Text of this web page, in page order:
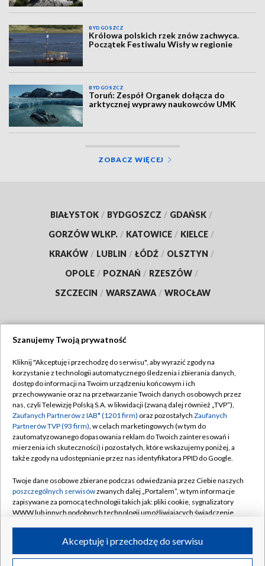
BYDGOSZCZ
Królowa polskich rzek znów zachwyca.
Początek Festiwalu Wisły w regionie
BYDGOSZCZ
Toruń: Zespół Organek dołącza do
arktycznej wyprawy naukowców UMK
ZOBACZ WIĘCEJ
BIAŁYSTOK / BYDGOSZCZ / GDAŃSK /
GORZÓW WLKP. / KATOWICE / KIELCE /
KRAKÓW / LUBLIN / ŁÓDŹ / OLSZTYN /
OPOLE / POZNAŃ / RZESZÓW /
SZCZECIN / WARSZAWA / WROCŁAW
TVP
Abonament TVP
Emisja w TVP
Centrum informacji TVP
Naziemna Telewizja Cyfrowa
Rada Programowa
System NOS
Informacje o nadawcy
Program dla prasy
Regulamin TVP
Polityka prywatności
Moje zgody
Pomoc
Kontakt
Kanały
©2026 Telewizja Polska S.A. w likwidacji
Szanujemy Twoją prywatność
Kliknij "Akceptuję i przechodzę do serwisu", aby wyrazić zgody na
korzystanie z technologii automatycznego śledzenia i zbierania danych,
dostęp do informacji na Twoim urządzeniu końcowym i ich
przechowywanie oraz na przetwarzanie Twoich danych osobowych przez
nas, czyli Telewizję Polską S.A. w likwidacji (zwaną dalej również „TVP”),
Zaufanych Partnerów z IAB* (1201 firm) oraz pozostałych Zaufanych
Partnerów TVP (93 firm), w celach marketingowych (w tym do
zautomatyzowanego dopasowania reklam do Twoich zainteresowań i
mierzenia ich skuteczności) i pozostałych, które wskazujemy poniżej, a
także zgody na udostępnianie przez nas identyfikatora PPID do Google.
Twoje dane osobowe zbierane podczas odwiedzania przez Ciebie naszych
poszczególnych serwisówzwanych dalej „Portalem”, w tym informacje
zapisywane za pomocą technologii takich jak: pliki cookie, sygnalizatory
WWW lub innych podobnych technologii umożliwiających świadczenie
ruchu w Internecie.Akceptuję i przechodzę do serwisu